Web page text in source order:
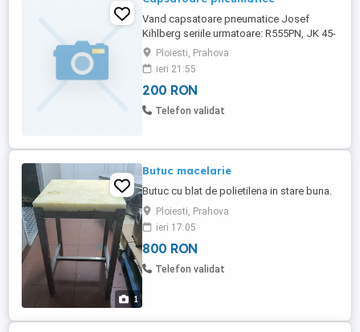
Vand capsatoare pneumatice Josef
Kihlberg seriile urmatoare: R555PN, JK 45-
783, JK 20T779L, JK20A80L, JK35T590,
B561PN, c 561M, c561PN, Toate sunt noi.
Preturile se stabilesc in functie de fiecare
dispozitiv in parte la fata locului. Se vad
toate la un loc cu un discaunt de 20%, sau
Ploiesti, Prahova
ieri 21:55
200 RON
Telefon validat
1
Butuc macelarie
Butuc cu blat de polietilena in stare buna.
Ploiesti, Prahova
ieri 17:05
800 RON
Telefon validat